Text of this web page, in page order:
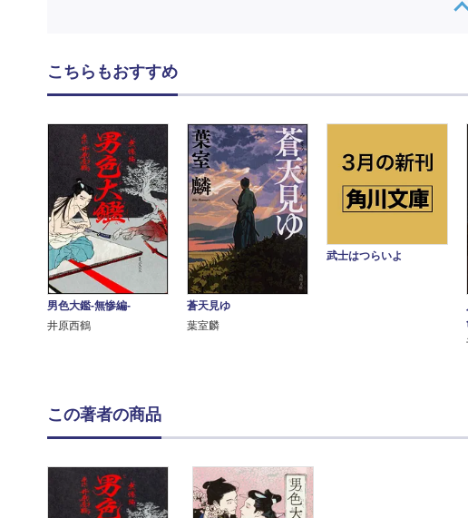
こちらもおすすめ
男色大鑑-無惨編-
井原西鶴
蒼天見ゆ
葉室麟
武士はつらいよ
この著者の商品